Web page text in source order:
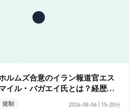
ルムズ合意のイラン報道官エス
イル・バガエイ氏とは？経歴ガ
イド
規制 2026-08-06 15-20分